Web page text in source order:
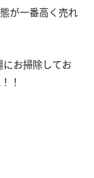
が一番高く売れ
お掃除してお
！